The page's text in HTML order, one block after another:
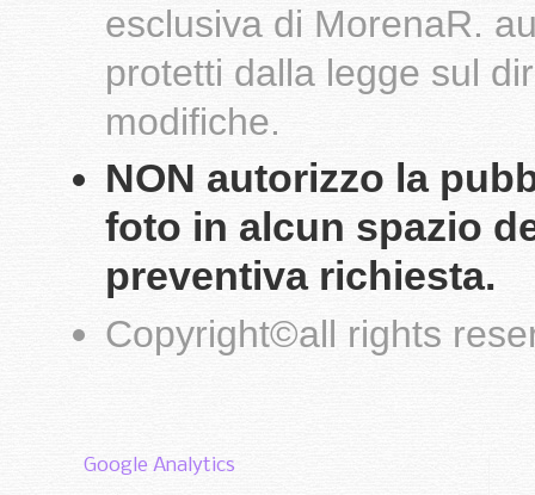
esclusiva di MorenaR.
protetti dalla legge sul
modifiche.
NON autorizzo la
foto in alcun spazio
preventiva richiesta.
Copyright©all rights
Google Analytics